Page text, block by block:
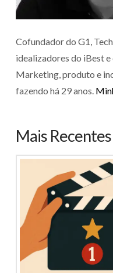
Cofundador do G1,
idealizadores do iBest
Marketing, produto e
fazendo há 29 anos.
Mais Recentes